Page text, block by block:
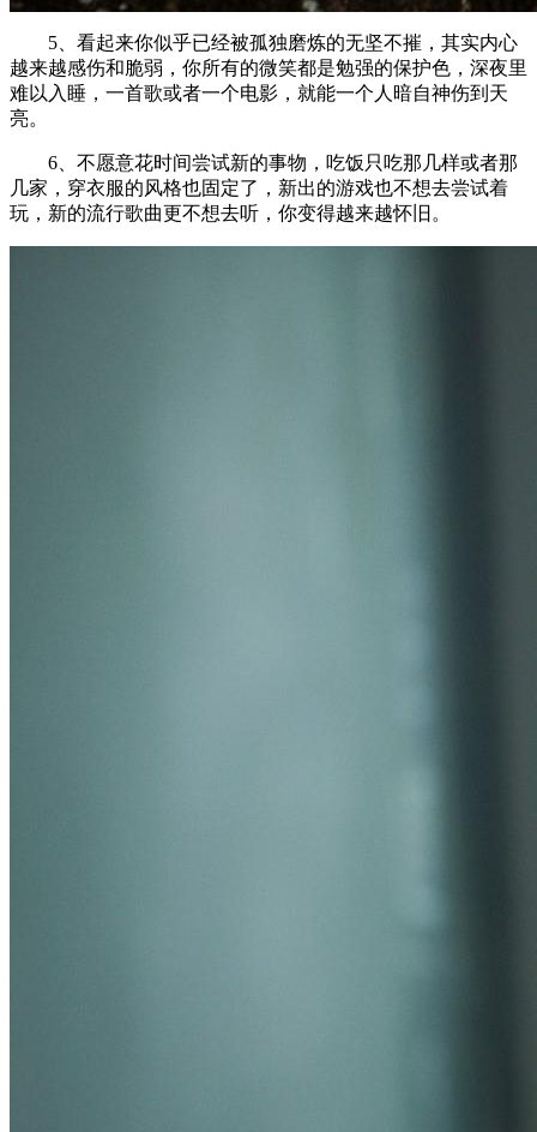
5、看起来你似乎已经被孤独磨炼的无坚不摧，其实内心
越来越感伤和脆弱，你所有的微笑都是勉强的保护色，深夜里
难以入睡，一首歌或者一个电影，就能一个人暗自神伤到天
亮。
6、不愿意花时间尝试新的事物，吃饭只吃那几样或者那
几家，穿衣服的风格也固定了，新出的游戏也不想去尝试着
玩，新的流行歌曲更不想去听，你变得越来越怀旧。